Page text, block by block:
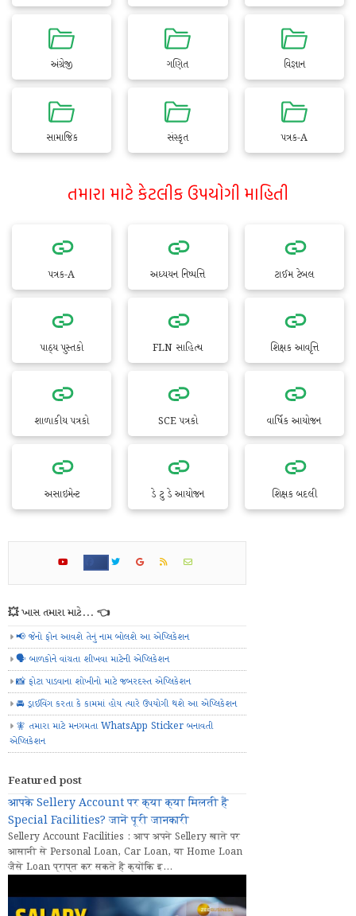
અંગ્રેજી ગણિત વિજ્ઞાન
સામાજિક સંસ્કૃત પત્રક-A
તમારા માટે કેટલીક ઉપયોગી માહિતી
પત્રક-A અધ્યયન નિષ્પત્તિ ટાઈમ ટેબલ
પાઠ્ય પુસ્તકો FLN સાહિત્ય શિક્ષક આવૃત્તિ
શાળાકીય પત્રકો SCE પત્રકો વાર્ષિક આયોજન
અસાઇમેન્ટ ડે ટુ ડે આયોજન શિક્ષક બદલી
💥 ખાસ તમારા માટે... 👈
📢 જેનો ફોન આવશે તેનું નામ બોલશે આ એપ્લિકેશન
🗣️ બાળકોને વાંચતા શીખવા માટેની એપ્લિકેશન
📸 ફોટા પાડવાના શોખીનો માટે જબરદસ્ત એપ્લિકેશન
🚘 ડ્રાઈવિંગ કરતા કે કામમાં હોય ત્યારે ઉપયોગી થશે આ એપ્લિકેશન
🧚 તમારા માટે મનગમતા WhatsApp Sticker બનાવતી
એપ્લિકેશન
Featured post
आपके Sellery Account पर क्या क्या मिलती हैं
Special Facilities? जानें पूरी जानकारी
Sellery Account Facilities : आप अपने Sellery खाते पर
आसानी से Personal Loan, Car Loan, या Home Loan
जैसे Loan प्राप्त कर सकते हैं क्योंकि इ...